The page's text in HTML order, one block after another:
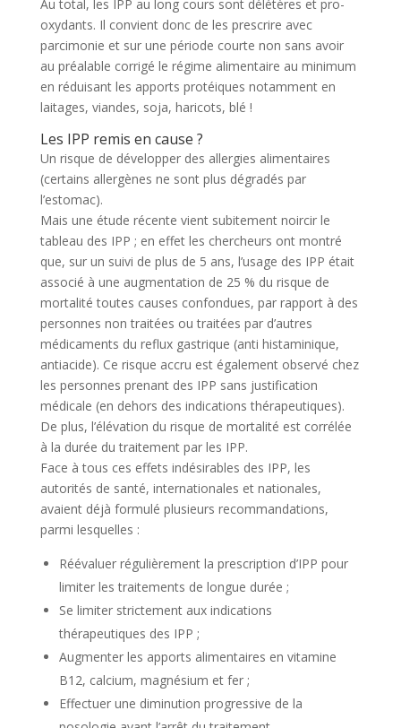
Au total, les IPP au long cours sont délétères et pro-
oxydants. Il convient donc de les prescrire avec
parcimonie et sur une période courte non sans avoir
au préalable corrigé le régime alimentaire au minimum
en réduisant les apports protéiques notamment en
laitages, viandes, soja, haricots, blé !
Les IPP remis en cause ?
Un risque de développer des allergies alimentaires
(certains allergènes ne sont plus dégradés par
l’estomac).
Mais une étude récente vient subitement noircir le
tableau des IPP ; en effet les chercheurs ont montré
que, sur un suivi de plus de 5 ans, l’usage des IPP était
associé à une augmentation de 25 % du risque de
mortalité toutes causes confondues, par rapport à des
personnes non traitées ou traitées par d’autres
médicaments du reflux gastrique (anti histaminique,
antiacide). Ce risque accru est également observé chez
les personnes prenant des IPP sans justification
médicale (en dehors des indications thérapeutiques).
De plus, l’élévation du risque de mortalité est corrélée
à la durée du traitement par les IPP.
Face à tous ces effets indésirables des IPP, les
autorités de santé, internationales et nationales,
avaient déjà formulé plusieurs recommandations,
parmi lesquelles :
Réévaluer régulièrement la prescription d’IPP pour
limiter les traitements de longue durée ;
Se limiter strictement aux indications
thérapeutiques des IPP ;
Augmenter les apports alimentaires en vitamine
B12, calcium, magnésium et fer ;
Effectuer une diminution progressive de la